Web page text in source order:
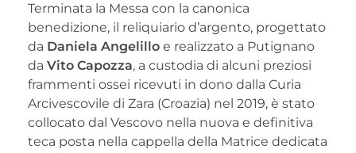
Terminata la Messa con la canonica
benedizione, il reliquiario d’argento, progettato
da Daniela Angelillo e realizzato a Putignano
da Vito Capozza, a custodia di alcuni preziosi
frammenti ossei ricevuti in dono dalla Curia
Arcivescovile di Zara (Croazia) nel 2019, è stato
collocato dal Vescovo nella nuova e definitiva
teca posta nella cappella della Matrice dedicata